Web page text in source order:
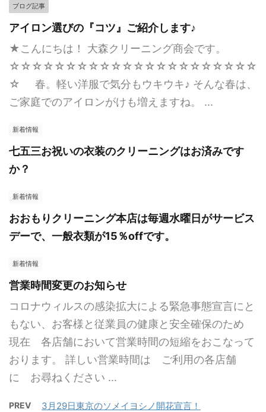
ブログ記事
アイロン選びの『コツ』ご紹介します♪
★こんにちは！ 大森クリーニング商会です。
☆☆☆☆☆☆☆☆☆☆☆☆☆☆☆☆☆☆☆☆☆☆
☆ 春。軽い洋服で気分もウキウキ♪ そんな春は、
ご家庭でのアイロンがけも増えますね。 ...
新着情報
七五三お祝いの衣装のクリーニングはお済みです
か？
新着情報
おおもりクリーニング本店は毎週水曜日がサービス
デーで、一般衣類が15％offです。
新着情報
営業時間変更のお知らせ
コロナウィルスの感染拡大による緊急事態宣言にと
もない、お客様と従業員の健康と安全確保のため
現在 各店舗において営業時間の短縮をおこなって
おります。 詳しい営業時間は ご利用の各店舗
に お尋ねください ...
PREV 3月29日東京のソメイヨシノ開花宣言！